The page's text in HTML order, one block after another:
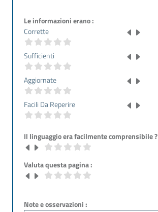
Le informazioni erano :
Corrette
Sufficienti
Aggiornate
Facili Da Reperire
Il linguaggio era facilmente comprensibile ?
Valuta questa pagina :
Note e osservazioni :